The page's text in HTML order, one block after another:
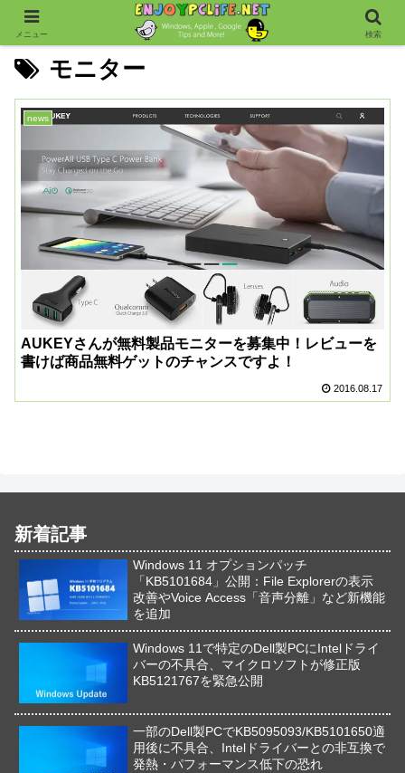
モニター
news
AUKEYさんが無料製品モニターを募集中！レビューを
書けば商品無料ゲットのチャンスですよ！
2016.08.17
新着記事
Windows 11 オプションパッチ
「KB5101684」公開：File Explorerの表示
改善やVoice Access「音声分離」など新機能
を追加
Windows 11で特定のDell製PCにIntelドライ
バーの不具合、マイクロソフトが修正版
KB5121767を緊急公開
一部のDell製PCでKB5095093/KB5101650適
用後に不具合、Intelドライバーとの非互換で
発熱・パフォーマンス低下の恐れ
メニュー 検索